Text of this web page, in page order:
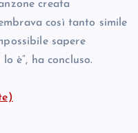
creata
così tanto simile
sapere
è”, ha concluso.